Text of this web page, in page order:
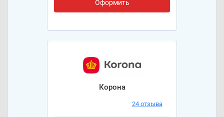
Оформить
Корона
24 отзыва